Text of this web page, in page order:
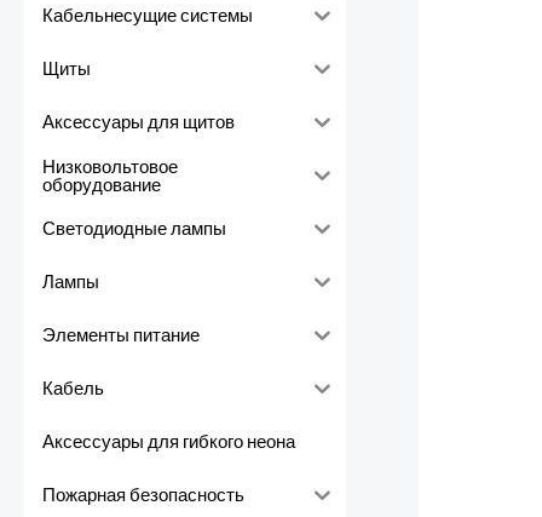
Кабельнесущие системы
Щиты
Аксессуары для щитов
Низковольтовое
оборудование
Светодиодные лампы
Лампы
Элементы питание
Кабель
Аксессуары для гибкого неона
Пожарная безопасность